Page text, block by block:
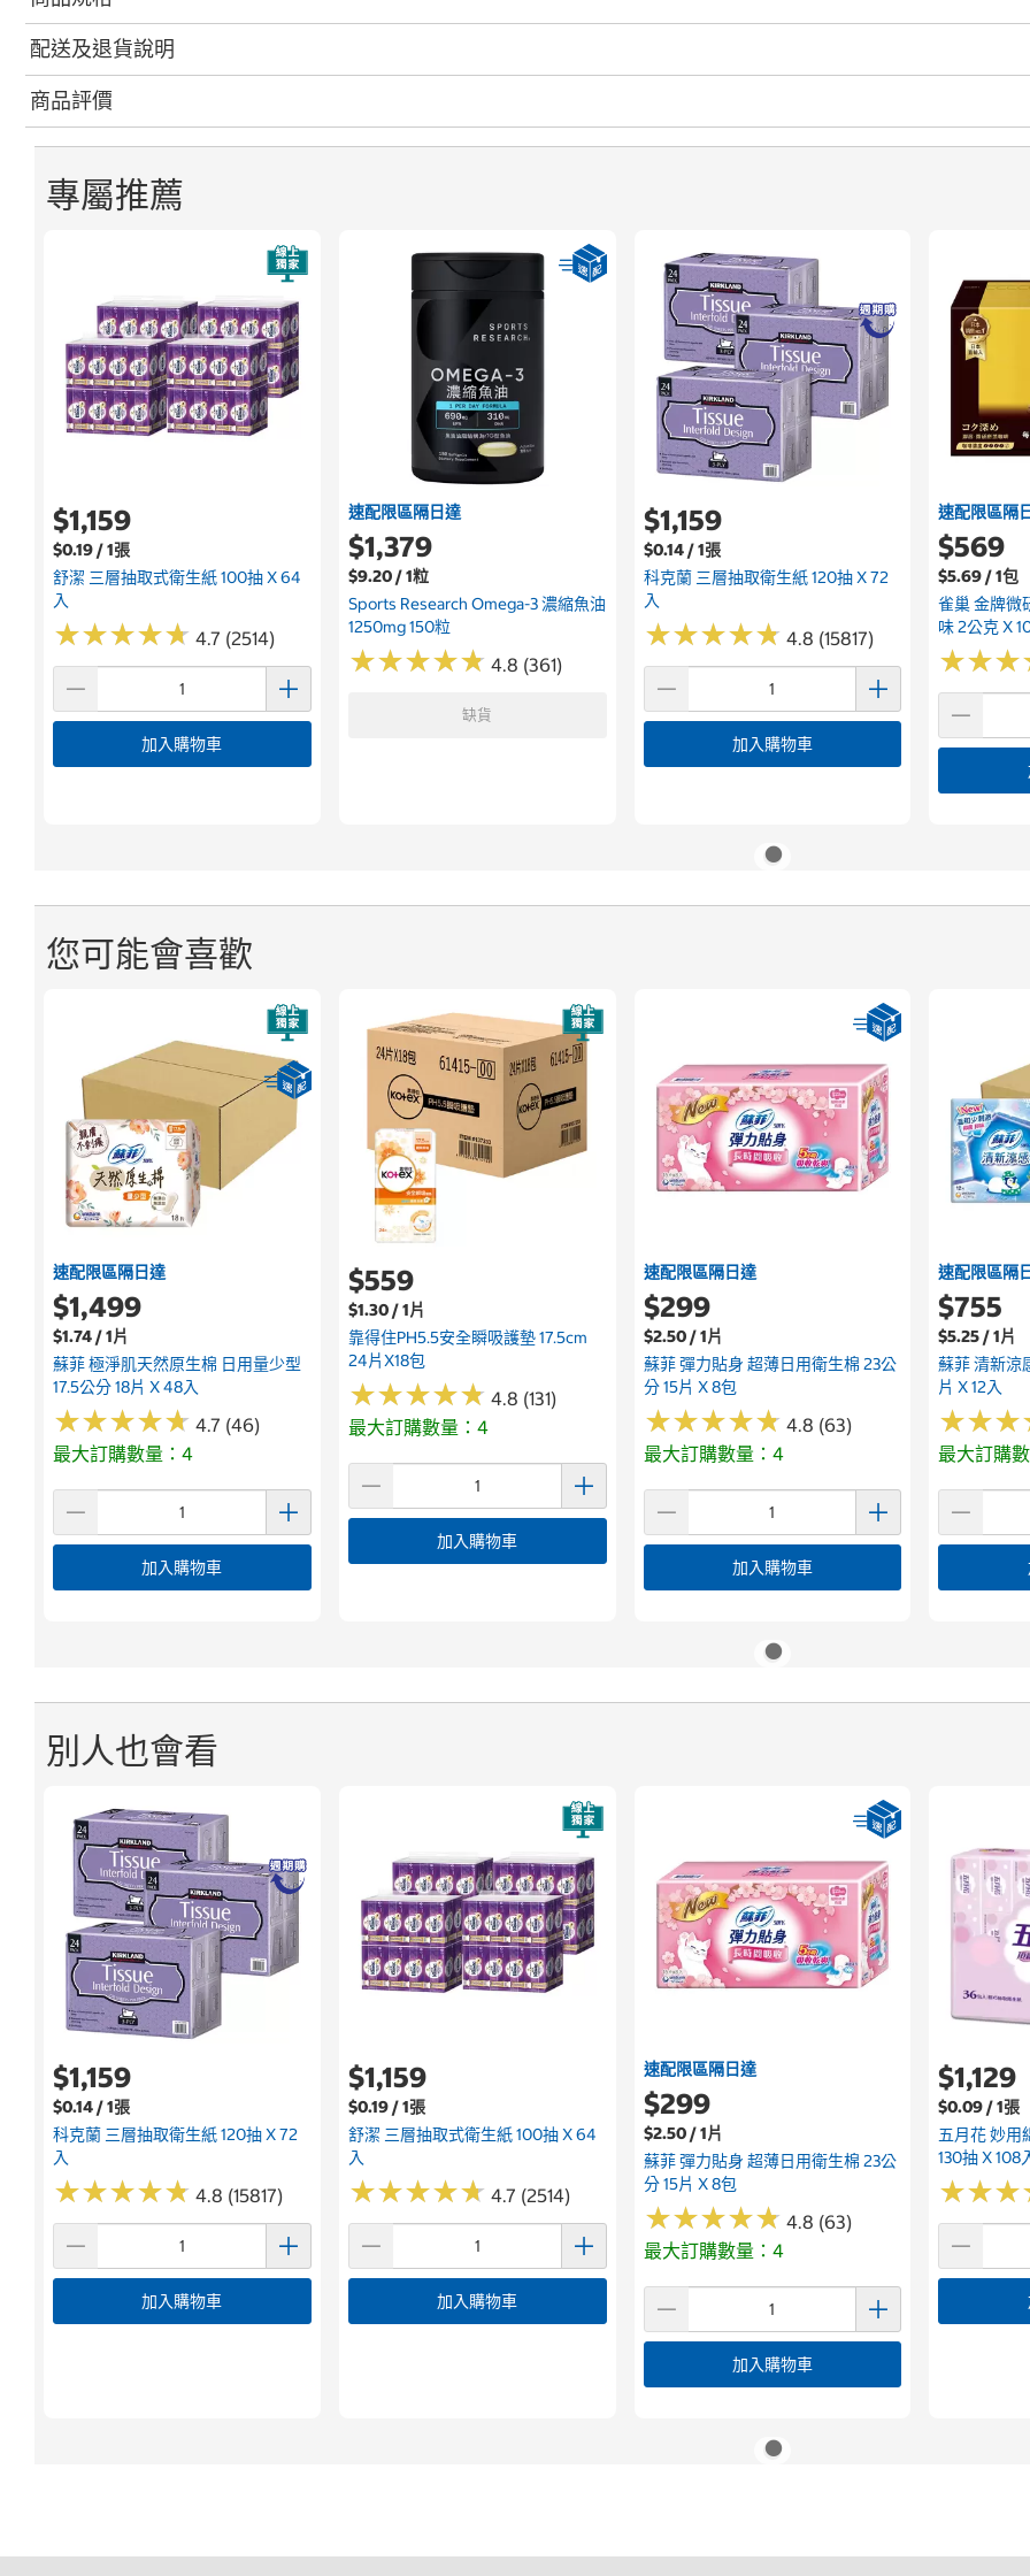
配送及退貨說明
商品評價
專屬推薦
$1,159
$0.19 / 1張
舒潔 三層抽取式衛生紙 100抽 X 64
入
★★★★★
★★★★★ 4.7 (2514)
加入購物車
速配限區隔日達
$1,379
$9.20 / 1粒
Sports Research Omega-3 濃縮魚油
1250mg 150粒
★★★★★
★★★★★ 4.8 (361)
缺貨
$1,159
$0.14 / 1張
科克蘭 三層抽取衛生紙 120抽 X 72
入
★★★★★
★★★★★ 4.8 (15817)
加入購物車
速配限區隔
$569
$5.69 / 1包
雀巢 金牌微
味 2公克 X
★★★
★★★
您可能會喜歡
速配限區隔日達
$1,499
$1.74 / 1片
蘇菲 極淨肌天然原生棉 日用量少型
17.5公分 18片 X 48入
★★★★★
★★★★★ 4.7 (46)
最大訂購數量：4
加入購物車
$559
$1.30 / 1片
靠得住pH5.5安全瞬吸護墊 17.5cm
24片x18包
★★★★★
★★★★★ 4.8 (131)
最大訂購數量：4
加入購物車
速配限區隔日達
$299
$2.50 / 1片
蘇菲 彈力貼身 超薄日用衛生棉 23公
分 15片 X 8包
★★★★★
★★★★★ 4.8 (63)
最大訂購數量：4
加入購物車
速配限區隔
$755
$5.25 / 1片
蘇菲 清新涼
片 X 12入
★★★
★★★
最大訂購
別人也會看
$1,159
$0.14 / 1張
科克蘭 三層抽取衛生紙 120抽 X 72
入
★★★★★
★★★★★ 4.8 (15817)
加入購物車
$1,159
$0.19 / 1張
舒潔 三層抽取式衛生紙 100抽 X 64
入
★★★★★
★★★★★ 4.7 (2514)
加入購物車
速配限區隔日達
$299
$2.50 / 1片
蘇菲 彈力貼身 超薄日用衛生棉 23公
分 15片 X 8包
★★★★★
★★★★★ 4.8 (63)
最大訂購數量：4
加入購物車
$1,129
$0.09 / 1張
五月花 妙用
130抽 X 108
★★★
★★★